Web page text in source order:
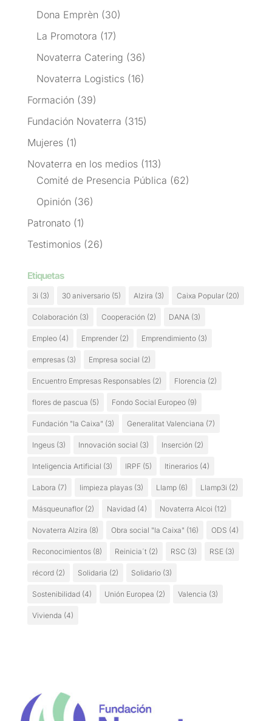
Dona Emprèn (30)
La Promotora (17)
Novaterra Catering (36)
Novaterra Logistics(16)
Formación (39)
Fundación Novaterra (315)
Mujeres(1)
Novaterra en los medios(113)
Comité de Presencia Pública (62)
Opinión (36)
Patronato(1)
Testimonios(26)
Etiquetas
3i (3) 30 aniversario(5) Alzira (3) Caixa Popular(20)
Colaboración (3) Cooperación (2) DANA(3)
Empleo(4) Emprender(2) Emprendimiento(3)
empresas(3) Empresa social (2)
Encuentro Empresas Responsables(2) Florencia (2)
flores de pascua (5) Fondo Social Europeo(9)
Fundación "la Caixa" (3) Generalitat Valenciana (7)
Ingeus(3) Innovación social (3) Inserción (2)
Inteligencia Artificial (3) IRPF(5) Itinerarios(4)
Labora (7) limpieza playas(3) Llamp(6) Llamp3i (2)
Másqueunaflor(2) Navidad(4) Novaterra Alcoi (12)
Novaterra Alzira (8) Obra social "la Caixa" (16) ODS (4)
Reconocimientos(8) Reinicia´t (2) RSC (3) RSE(3)
récord(2) Solidaria (2) Solidario(3)
Sostenibilidad(4) Unión Europea (2) Valencia (3)
Vivienda (4)